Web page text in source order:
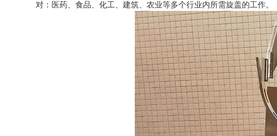
对：医药、食品、化工、建筑、农业等多个行业内所需旋盖的工作。